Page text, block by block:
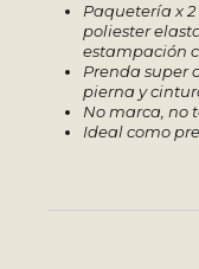
Paquetería x
poliester
estampación
Prenda super
pierna y
No marca, no
Ideal como